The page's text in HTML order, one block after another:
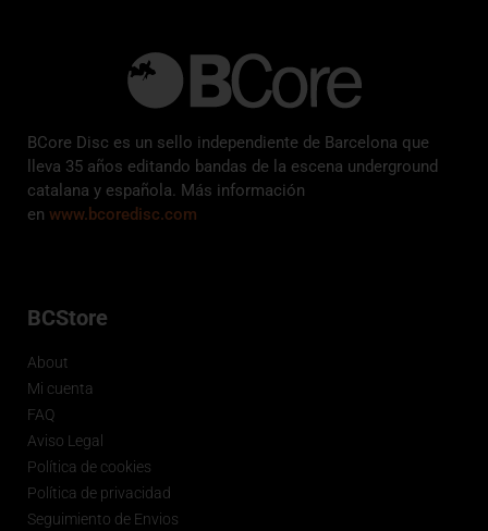
BCore Disc es un sello independiente de Barcelona que
lleva 35 años editando bandas de la escena underground
catalana y española. Más información
en www.bcoredisc.com
BCStore
About
Mi cuenta
FAQ
Aviso Legal
Política de cookies
Política de privacidad
Seguimiento de Envios